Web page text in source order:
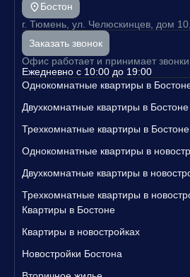
Бостон
г. Тюмень, ул. Челюскинцев, дом
Заказать звонок
Офис работает и принимает звонки
Ежедневно с 10:00 до 19:00
Однокомнатные квартиры в
Двухкомнатные квартиры в Бостоне
Трехкомнатные квартиры в Бостоне
Однокомнатные квартиры в
Двухкомнатные квартиры в
Трехкомнатные квартиры в
Квартиры в Бостоне
Квартиры в новостройках
Новостройки Бостона